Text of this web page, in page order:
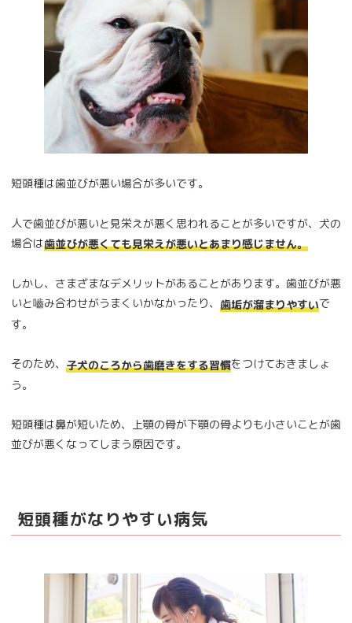
短頭種は歯並びが悪い場合が多いです。
人で歯並びが悪いと見栄えが悪く思われることが多いですが、犬の
場合は歯並びが悪くても見栄えが悪いとあまり感じません。
しかし、さまざまなデメリットがあることがあります。歯並びが悪
いと嚙み合わせがうまくいかなかったり、 歯垢が溜まりやすいで
す。
そのため、 子犬のころから歯磨きをする習慣をつけておきましょ
う。
短頭種は鼻が短いため、上顎の骨が下顎の骨よりも小さいことが歯
並びが悪くなってしまう原因です。
短頭種がなりやすい病気